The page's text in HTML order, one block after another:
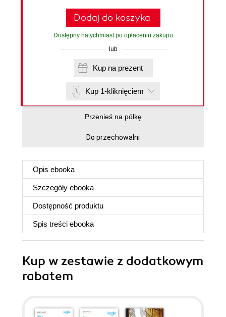
Dodaj do koszyka
Dostępny natychmiast po opłaceniu zakupu
lub
Kup na prezent
Kup 1-kliknięciem
Przenieś na półkę
Do przechowalni
Opis ebooka
Szczegóły ebooka
Dostępność produktu
Spis treści ebooka
Kup w zestawie z dodatkowym
rabatem